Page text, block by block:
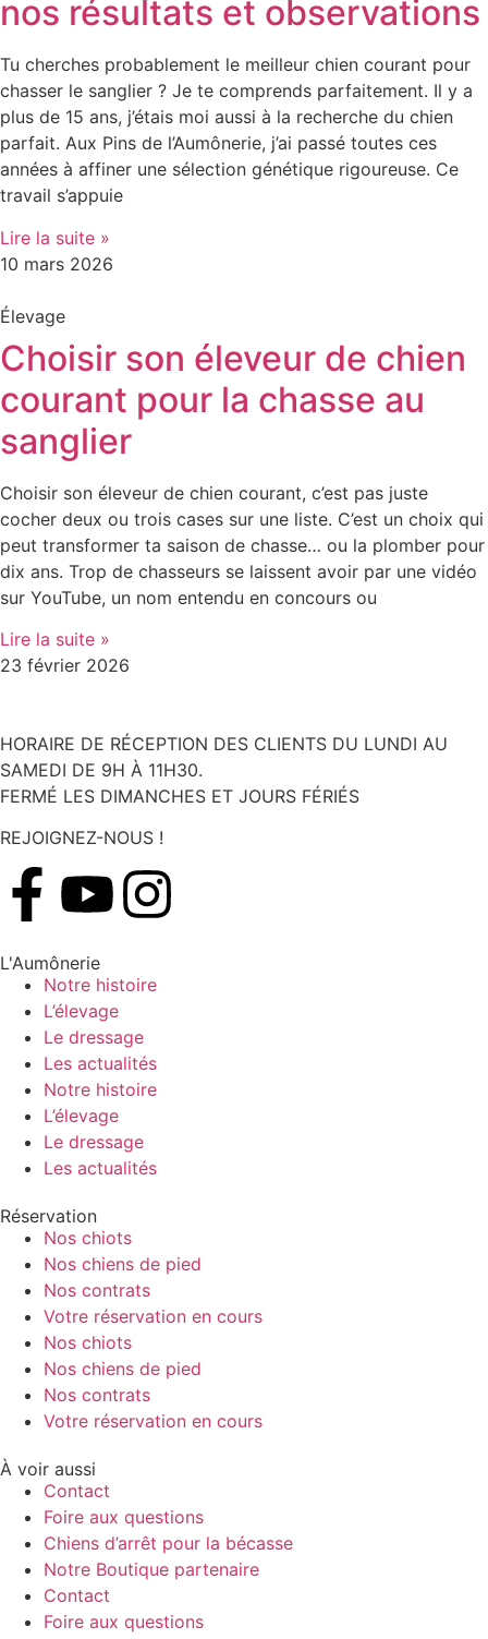
nos résultats et observations
Tu cherches probablement le meilleur chien courant pour
chasser le sanglier ? Je te comprends parfaitement. Il y a
plus de 15 ans, j’étais moi aussi à la recherche du chien
parfait. Aux Pins de l’Aumônerie, j’ai passé toutes ces
années à affiner une sélection génétique rigoureuse. Ce
travail s’appuie
Lire la suite »
10 mars 2026
Élevage
Choisir son éleveur de chien
courant pour la chasse au
sanglier
Choisir son éleveur de chien courant, c’est pas juste
cocher deux ou trois cases sur une liste. C’est un choix qui
peut transformer ta saison de chasse… ou la plomber pour
dix ans. Trop de chasseurs se laissent avoir par une vidéo
sur YouTube, un nom entendu en concours ou
Lire la suite »
23 février 2026
HORAIRE DE RÉCEPTION DES CLIENTS DU LUNDI AU
SAMEDI DE 9H À 11H30.
FERMÉ LES DIMANCHES ET JOURS FÉRIÉS
REJOIGNEZ-NOUS !
L'Aumônerie
Notre histoire
L’élevage
Le dressage
Les actualités
Notre histoire
L’élevage
Le dressage
Les actualités
Réservation
Nos chiots
Nos chiens de pied
Nos contrats
Votre réservation en cours
Nos chiots
Nos chiens de pied
Nos contrats
Votre réservation en cours
À voir aussi
Contact
Foire aux questions
Chiens d’arrêt pour la bécasse
Notre Boutique partenaire
Contact
Foire aux questions